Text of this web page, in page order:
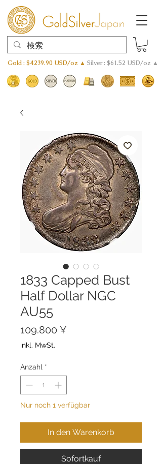
Gold : $4239.90 USD/oz ▲ Silver : $61.52 USD/oz ▲
1833 Capped Bust
Half Dollar NGC
AU55
109.800 ¥
inkl. MwSt.
Anzahl *
Nur noch 1 verfügbar
In den Warenkorb
Sofortkauf